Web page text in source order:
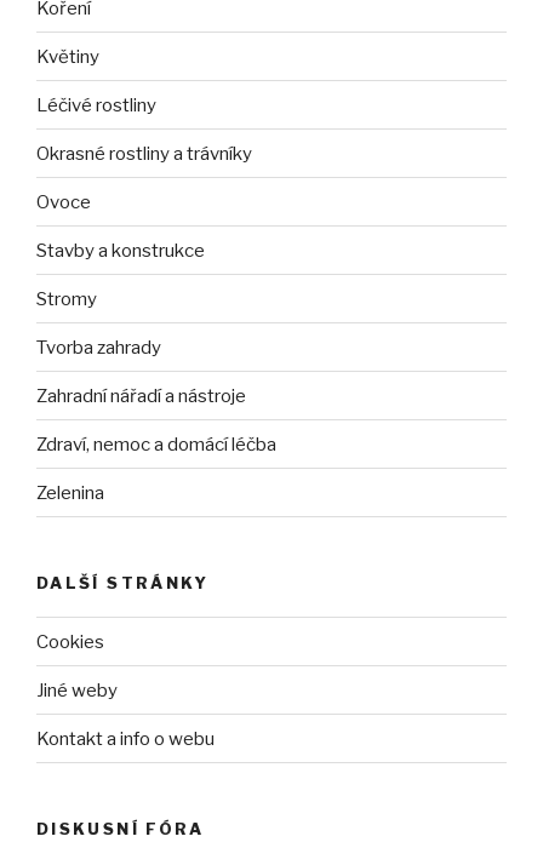
Koření
Květiny
Léčivé rostliny
Okrasné rostliny a trávníky
Ovoce
Stavby a konstrukce
Stromy
Tvorba zahrady
Zahradní nářadí a nástroje
Zdraví, nemoc a domácí léčba
Zelenina
DALŠÍ STRÁNKY
Cookies
Jiné weby
Kontakt a info o webu
DISKUSNÍ FÓRA